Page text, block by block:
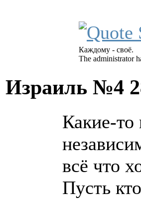
Каждому - своё.
The administrator
Израиль №4
Какие-то
всё что
Пусть